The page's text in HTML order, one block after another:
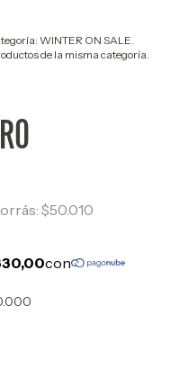
WINTER ON SALE.
de la misma categoría.
$50.010